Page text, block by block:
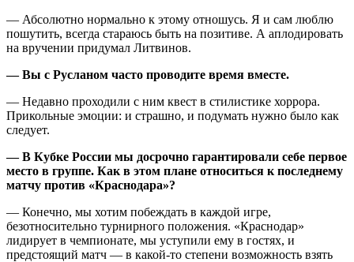
— Абсолютно нормально к этому отношусь. Я и сам люблю
пошутить, всегда стараюсь быть на позитиве. А аплодировать
на вручении придумал Литвинов.
— Вы с Русланом часто проводите время вместе.
— Недавно проходили с ним квест в стилистике хоррора.
Прикольные эмоции: и страшно, и подумать нужно было как
следует.
— В Кубке России мы досрочно гарантировали себе первое
место в группе. Как в этом плане относиться к последнему
матчу против «Краснодара»?
— Конечно, мы хотим побеждать в каждой игре,
безотносительно турнирного положения. «Краснодар»
лидирует в чемпионате, мы уступили ему в гостях, и
предстоящий матч — в какой-то степени возможность взять